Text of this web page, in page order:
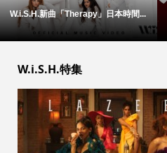
W.i.S.H.新曲「Therapy」日本時間...
W.i.S.H.特集